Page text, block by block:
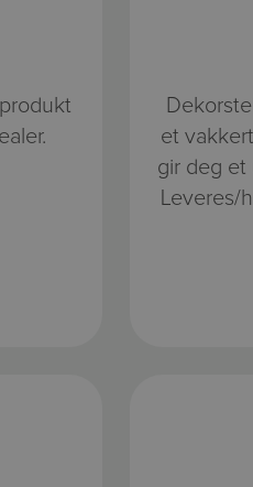
et
gir deg et
Leveres/